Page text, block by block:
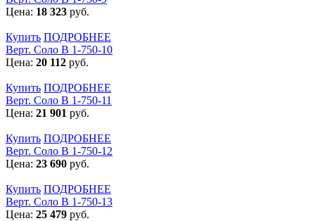
Цена: 18 323 руб.
Купить ПОДРОБНЕЕ
Верт. Соло В 1-750-10
Цена: 20 112 руб.
Купить ПОДРОБНЕЕ
Верт. Соло В 1-750-11
Цена: 21 901 руб.
Купить ПОДРОБНЕЕ
Верт. Соло В 1-750-12
Цена: 23 690 руб.
Купить ПОДРОБНЕЕ
Верт. Соло В 1-750-13
Цена: 25 479 руб.